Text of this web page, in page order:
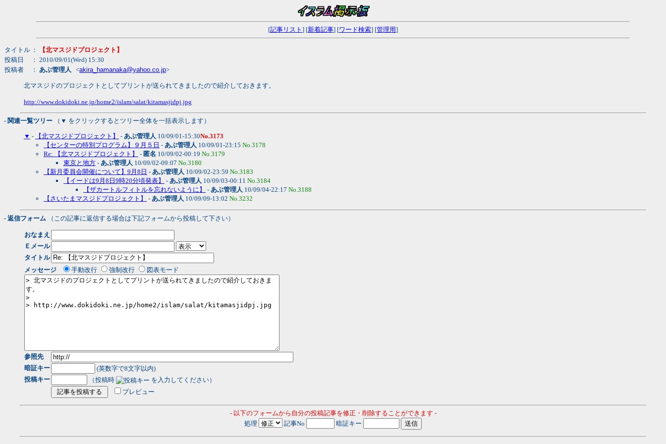
[記事リスト ] [新着記事] [ワード検索] [管理用]
タイトル ：
【北マスジドプロジェクト】
投稿日
： 2010/09/01(Wed) 15:30
投稿者
： あぶ管理人 <akira_hamanaka@yahoo.co.jp>
北マスジドのプロジェクトとしてプリントが送られてきましたので紹介しておきます。
http://www.dokidoki.ne.jp/home2/islam/salat/kitamasjidpj.jpg
- 関連一覧ツリー （▼ をクリックするとツリー全体を一括表示します）
▼ - 【北マスジドプロジェクト】 - あぶ管理人 10/09/01-15:30No.3173
【センターの特別プログラム】９月５日 - あぶ管理人 10/09/01-23:15 No.3178
Re: 【北マスジドプロジェクト】
- 匿名 10/09/02-00:19 No.3179
東京と地方 - あぶ管理人 10/09/02-09:07 No.3180
【新月委員会開催について】9月8日 - あぶ管理人 10/09/02-23:59 No.3183
【イードは9月8日9時20分頃発表】
- あぶ管理人 10/09/03-00:11 No.3184
【ザカートルフィトルを忘れないように】
- あぶ管理人 10/09/04-22:17 No.3188
【さいたまマスジドプロジェクト】
- あぶ管理人 10/09/09-13:02 No.3232
- 返信フォーム （この記事に返信する場合は下記フォームから投稿して下さい）
おなまえ
Ｅメール
タイトル
メッセージ
手動改行 強制改行 図表モード
参照先
暗証キー
(英数字で8文字以内)
投稿キー
（投稿時
を入力してください）
プレビュー
- 以下のフォームから自分の投稿記事を修正・削除することができます -
処理
記事No 暗証キー